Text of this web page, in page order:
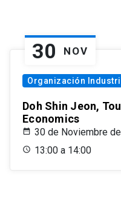
30 NOV
Organización
Doh Shin Jeon,
Economics
30 de Noviembre
13:00 a 14:00